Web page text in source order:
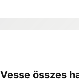
Vesse összes